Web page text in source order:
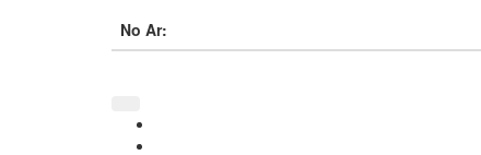
No Ar: